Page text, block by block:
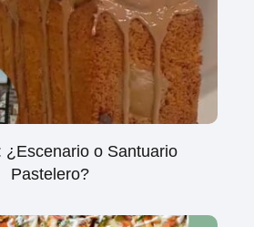
¿Escenario o Santuario
Pastelero?